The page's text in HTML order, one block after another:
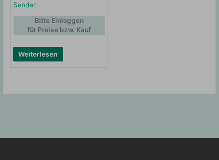
Sender
Weiterlesen
Bitte Einloggen
für Preise bzw. Kauf